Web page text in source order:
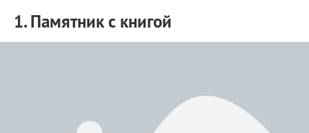
1. Памятник с книгой